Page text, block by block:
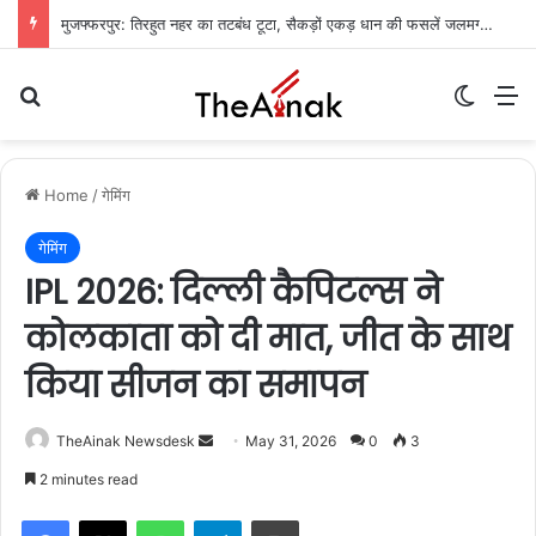
मुजफ्फरपुर: तिरहुत नहर का तटबंध टूटा, सैकड़ों एकड़ धान की फसलें जलमग्न; किसानों में चिंता
Home /गेमिंग
गेमिंग
IPL 2026: दिल्ली कैपिटल्स ने
कोलकाता को दी मात, जीत के साथ
किया सीजन का समापन
TheAinak Newsdesk May 31, 2026 0 3
2 minutes read
Telegram